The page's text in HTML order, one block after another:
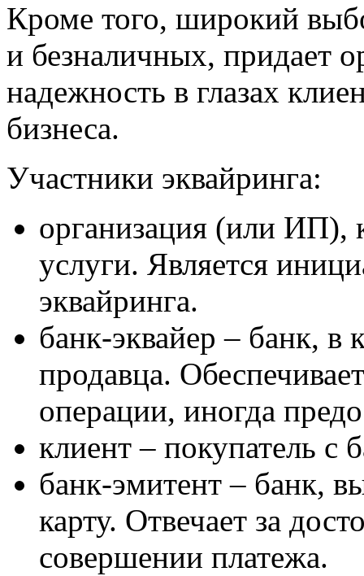
Кроме того, широкий
и безналичных, придает
надежность в глазах
бизнеса.
Участники эквайринга:
организация (или ИП),
услуги. Является
эквайринга.
банк-эквайер – банк, в
продавца.
операции, иногда
клиент – покупатель с
банк-эмитент – банк,
карту. Отвечает за
совершении платежа.